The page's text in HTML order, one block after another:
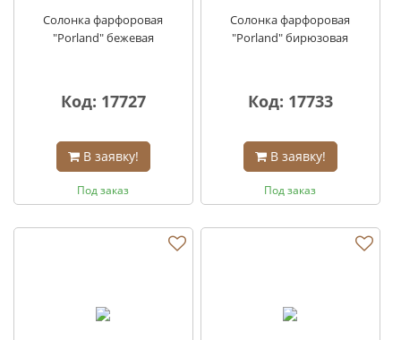
Солонка фарфоровая
"Porland" бежевая
Код: 17727
В заявку!
Под заказ
Солонка фарфоровая
"Porland" бирюзовая
Код: 17733
В заявку!
Под заказ